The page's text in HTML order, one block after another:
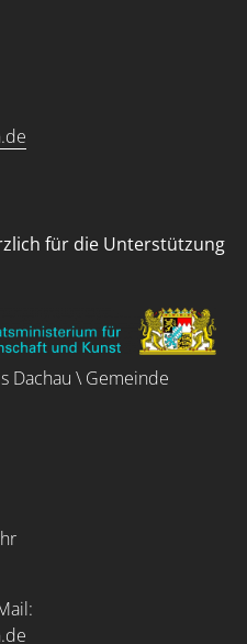
für die Unterstützung
Dachau \ Gemeinde